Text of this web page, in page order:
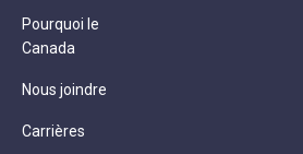
Pourquoi le
Canada
Nous joindre
Carrières